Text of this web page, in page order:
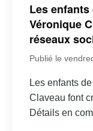
Les
Véronique
réseaux
Publié le
Les enfants
Claveau font
Détails en